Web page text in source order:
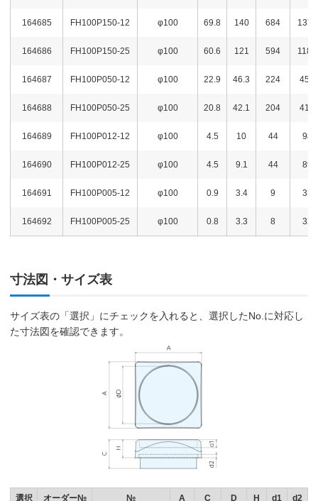
164685 FH100P150-12 φ100 69.8 140 684 1376
164686 FH100P150-25 φ100 60.6 121 594 1189
164687 FH100P050-12 φ100 22.9 46.3 224 454
164688 FH100P050-25 φ100 20.8 42.1 204 413
164689 FH100P012-12 φ100 4.5 10 44 98
164690 FH100P012-25 φ100 4.5 9.1 44 89
164691 FH100P005-12 φ100 0.9 3.4 9 33
164692 FH100P005-25 φ100 0.8 3.3 8 32
寸法図・サイズ表
サイズ表の「選択」にチェックを入れると、選択したNo.に対応し
た寸法図を確認できます。
選択 オーダー№ № A C D H d1 d2